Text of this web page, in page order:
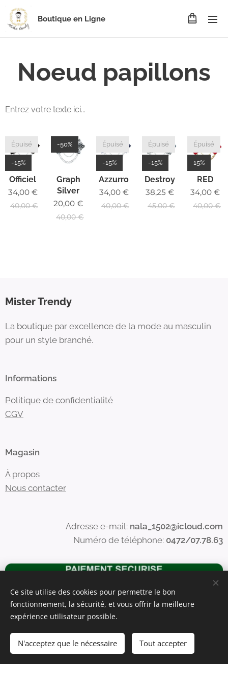
Boutique en Ligne
Noeud papillons
Entrez votre texte ici...
Officiel
Épuisé
-15%
34,00€
40,00€
Graph
Silver
-50%
20,00 €
40,00€
Azzurro
Épuisé
-15%
34,00€
40,00€
Destroy
Épuisé
-15%
38,25 €
45,00€
RED
Épuisé
15%
34,00 €
40,00€
Mister Trendy
La boutique par excellence de la mode au masculin
pour un style branché.
Informations
Politique de confidentialité
CGV
Magasin
À propos
Nous contacter
Adresse e-mail: nala_1502@icloud.com
Numéro de téléphone: 0472/07.78.63
Optimisé par Webnode
Créez votre site web gratuitement ! Commencer
Ce site utilise des cookies pour permettre le bon
fonctionnement, la sécurité, et vous offrir la meilleure
expérience utilisateur possible.
N'acceptez que le nécessaire Tout accepter